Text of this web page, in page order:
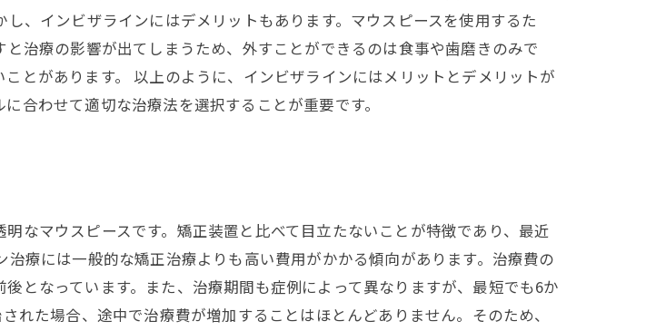
、インビザラインにはデメリットもあります。マウスピースを使用するた
治療の影響が出てしまうため、外すことができるのは食事や歯磨きのみで
とがあります。 以上のように、インビザラインにはメリットとデメリットが
合わせて適切な治療法を選択することが重要です。
なマウスピースです。矯正装置と比べて目立たないことが特徴であり、最近
療には一般的な矯正治療よりも高い費用がかかる傾向があります。治療費の
となっています。また、治療期間も症例によって異なりますが、最短でも6か
た場合、途中で治療費が増加することはほとんどありません。そのため、